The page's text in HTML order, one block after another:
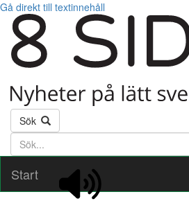
Gå direkt till textinnehåll
Sök
Söktext
Start